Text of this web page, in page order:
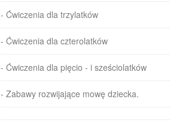
- Ćwiczenia dla trzylatków
- Ćwiczenia dla czterolatków
- Ćwiczenia dla pięcio - i sześciolatków
- Zabawy rozwijające mowę dziecka.